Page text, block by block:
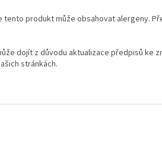
produkt může obsahovat alergeny.
dojít z důvodu aktualizace předpisů ke
stránkách.